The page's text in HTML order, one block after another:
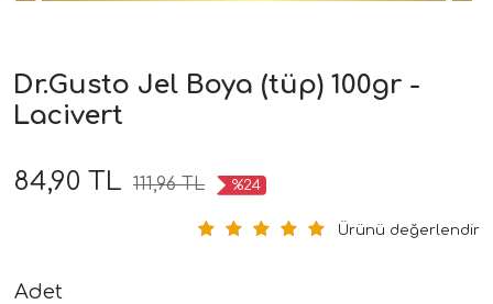
Dr.Gusto Jel Boya (tüp) 100gr -
Lacivert
84,90 TL 111,96 TL %24
Ürünü değerlendir
Adet